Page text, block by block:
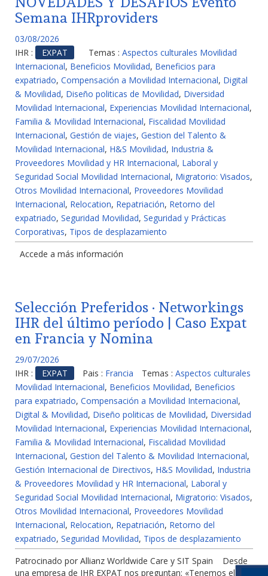
Semana IHRproviders
03/08/2026
IHR :
EXPAT Temas : Aspectos culturales Movilidad
Internacional, Beneficios Movilidad, Beneficios para
expatriado, Compensación a Movilidad Internacional, Digital
& Movilidad, Diseño politicas de Movilidad, Diversidad
Movilidad Internacional, Experiencias Movilidad Internacional,
Familia & Movilidad Internacional, Fiscalidad Movilidad
Internacional, Gestión de viajes, Gestion del Talento &
Movilidad Internacional, H&S Movilidad, Industria &
Proveedores Movilidad y HR Internacional, Laboral y
Seguridad Social Movilidad Internacional, Migratorio: Visados,
Otros Movilidad Internacional, Proveedores Movilidad
Internacional, Relocation, Repatriación, Retorno del
expatriado, Seguridad Movilidad, Seguridad y Prácticas
Corporativas, Tipos de desplazamiento
Accede a más información
Selección Preferidos · Networkings
IHR del último período | Caso Expat
en Francia y Nomina
29/07/2026
IHR :
EXPAT Pais : Francia Temas : Aspectos culturales
Movilidad Internacional, Beneficios Movilidad, Beneficios
para expatriado, Compensación a Movilidad Internacional,
Digital & Movilidad, Diseño politicas de Movilidad, Diversidad
Movilidad Internacional, Experiencias Movilidad Internacional,
Familia & Movilidad Internacional, Fiscalidad Movilidad
Internacional, Gestion del Talento & Movilidad Internacional,
Gestión Internacional de Directivos, H&S Movilidad, Industria
& Proveedores Movilidad y HR Internacional, Laboral y
Seguridad Social Movilidad Internacional, Migratorio: Visados,
Otros Movilidad Internacional, Proveedores Movilidad
Internacional, Relocation, Repatriación, Retorno del
expatriado, Seguridad Movilidad, Tipos de desplazamiento
Patrocinado por Allianz Worldwide Care y SIT Spain Desde
una empresa de IHR EXPAT nos preguntan: «Tenemos el